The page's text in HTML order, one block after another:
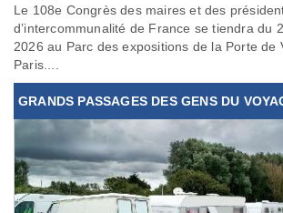
Le 108e Congrès des maires et des
d’intercommunalité de France se tiendra du
2026 au Parc des expositions de la Porte de
Paris....
GRANDS PASSAGES DES GENS DU